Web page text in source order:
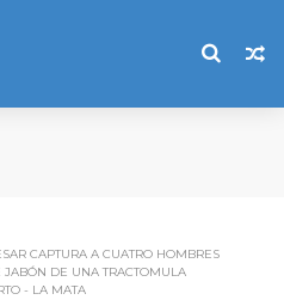
CAPTURA A CUATRO HOMBRES
JABÓN DE UNA TRACTOMULA
- LA MATA